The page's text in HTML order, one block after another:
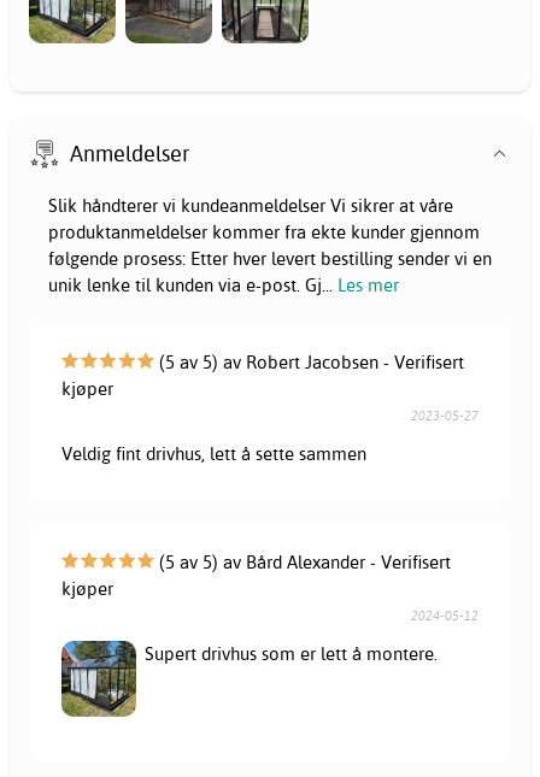
Anmeldelser
Slik håndterer vi kundeanmeldelser Vi sikrer at våre
produktanmeldelser kommer fra ekte kunder gjennom
følgende prosess: Etter hver levert bestilling sender vi en
unik lenke til kunden via e-post. Gj... Les mer
(5 av 5) av Robert Jacobsen - Verifisert
kjøper
2023-05-27
Veldig fint drivhus, lett å sette sammen
(5 av 5) av Bård Alexander - Verifisert
kjøper
2024-05-12
Supert drivhus som er lett å montere.